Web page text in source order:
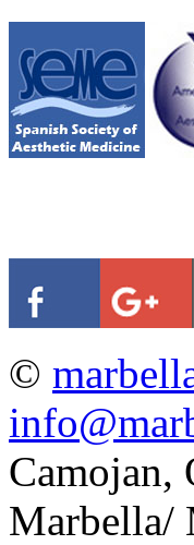
©
Camojan,
Marbella/